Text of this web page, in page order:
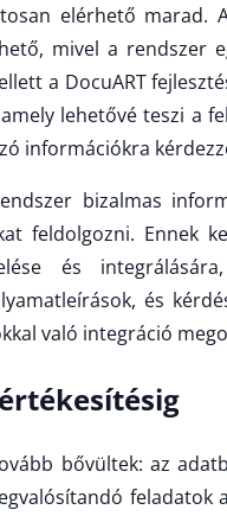
elérhető marad.
mivel a rendszer
a DocuART
lehetővé teszi a
információkra
bizalmas
feldolgozni. Ennek
és
és
való integráció
bővültek: az
feladatok